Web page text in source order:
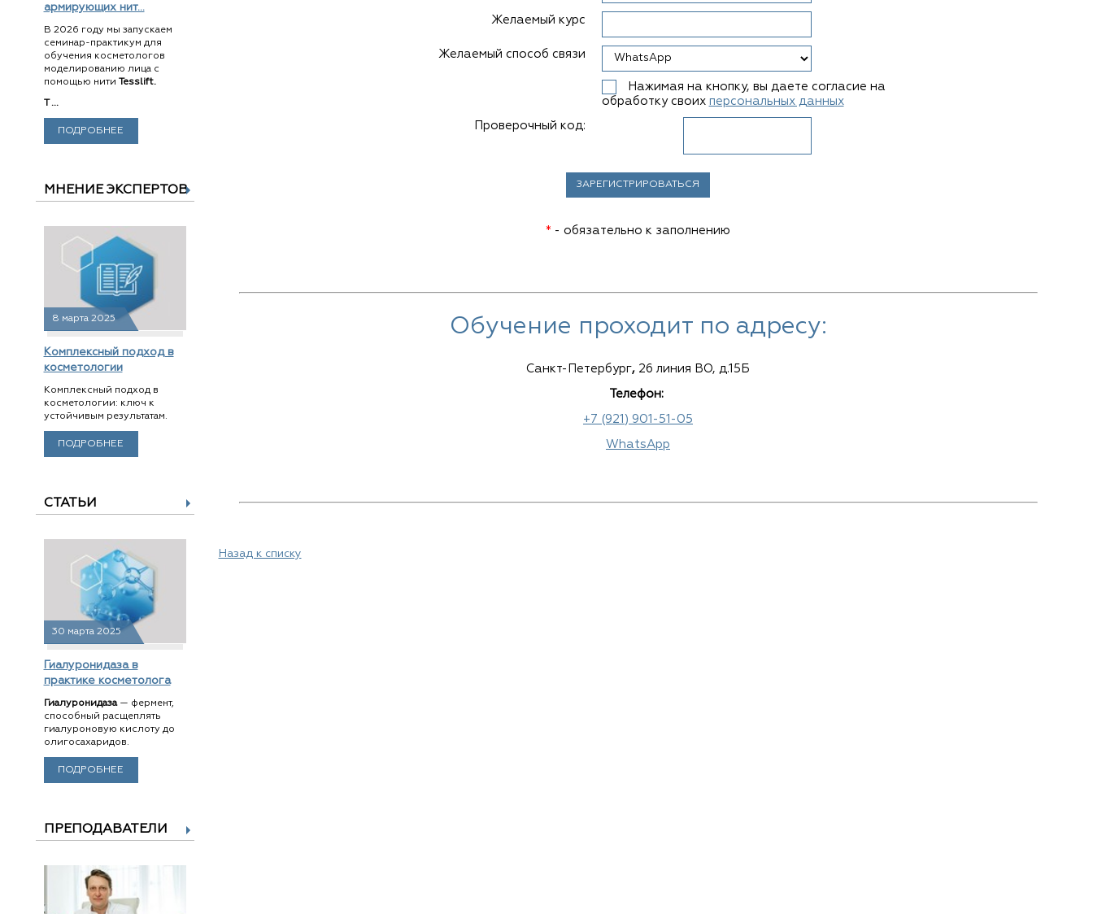
армирующих нит...
В 2026 году мы запускаем
семинар-практикум для
обучения косметологов
моделированию лица с
помощью нити Tesslift.
T ...
ПОДРОБНЕЕ
МНЕНИЕ ЭКСПЕРТОВ
8 марта 2025
Комплексный подход в
косметологии
Комплексный подход в
косметологии: ключ к
устойчивым результатам.
ПОДРОБНЕЕ
СТАТЬИ
30 марта 2025
Гиалуронидаза в
практике косметолога
Гиалуронидаза— фермент,
способный расщеплять
гиалуроновую кислоту до
олигосахаридов.
ПОДРОБНЕЕ
ПРЕПОДАВАТЕЛИ
Желаемый курс
Желаемый способ связи
Нажимая на кнопку, вы даете согласие на
обработку своих персональных данных
Проверочный код:
* - обязательно к заполнению
Обучение проходит по адресу:
Санкт-Петербург, 26 линия ВО, д.15Б
Телефон:
+7 (921) 901-51-05
WhatsApp
Назад к списку